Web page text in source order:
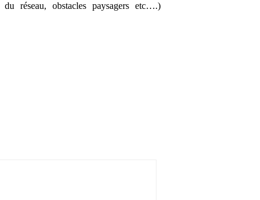
réseau, obstacles paysagers etc….)